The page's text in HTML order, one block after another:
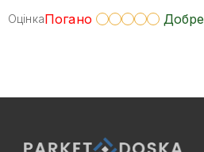
ОцінкаПогано Добре